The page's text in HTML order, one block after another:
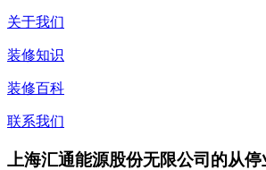
关于我们
装修知识
装修百科
联系我们
上海汇通能源股份无限公司的从停